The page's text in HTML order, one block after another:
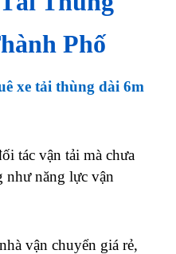
Phố
xe tải thùng dài 6m
tác vận tải mà chưa
như năng lực vận
vận chuyển giá rẻ,